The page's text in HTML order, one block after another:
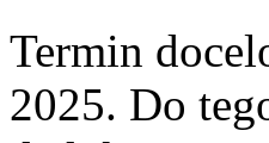
Termin
2025. Do